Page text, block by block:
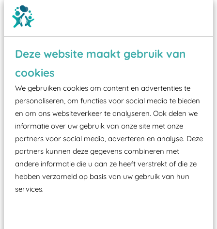
Deze website maakt gebruik van
cookies
We gebruiken cookies om content en advertenties te
personaliseren, om functies voor social media te bieden
en om ons websiteverkeer te analyseren. Ook delen we
informatie over uw gebruik van onze site met onze
partners voor social media, adverteren en analyse. Deze
partners kunnen deze gegevens combineren met
andere informatie die u aan ze heeft verstrekt of die ze
hebben verzameld op basis van uw gebruik van hun
services.
Wist je dat:
Vanaf een valhoogte van 1,5 meter een speciale
valondergrond onder speeltoestellen verplicht is
zoals kunstgras, rubber tegels of boomschors?
Elk speeltoestel in de openbare ruimte voorzien
moet zijn van een typekeuring, -plaatje en
certificering, uitgegeven door een Nederlands
aangewezen keuringsinstantie?
Wij ook speeltoestellen kunnen laten keuren zodat